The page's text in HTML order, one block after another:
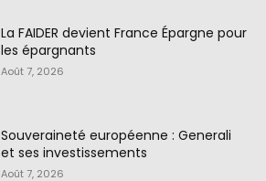
La FAIDER devient France Épargne pour
les épargnants
Août 7, 2026
Souveraineté européenne : Generali
et ses investissements
Août 7, 2026